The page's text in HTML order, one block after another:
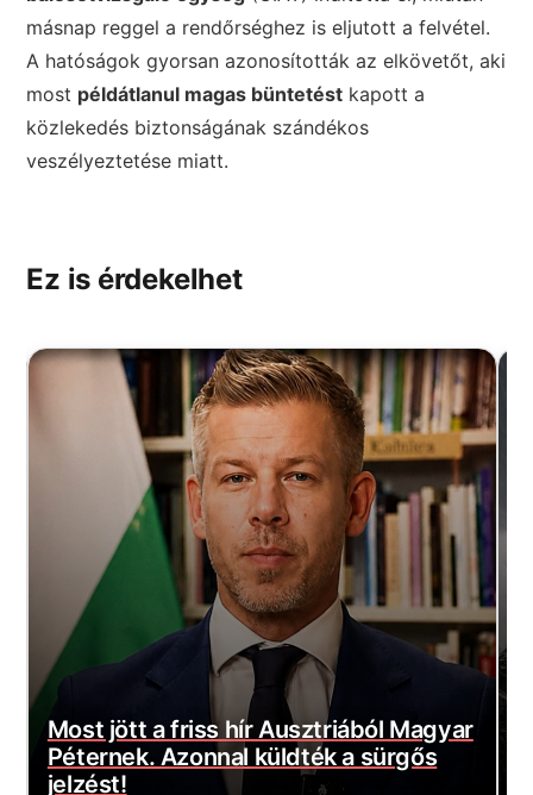
másnap reggel a rendőrséghez is eljutott a felvétel.
A hatóságok gyorsan azonosították az elkövetőt, aki
most példátlanul magas büntetést kapott a
közlekedés biztonságának szándékos
veszélyeztetése miatt.
Ez is érdekelhet
Most jött a friss hír Ausztriából Magyar
Péternek. Azonnal küldték a sürgős
jelzést!